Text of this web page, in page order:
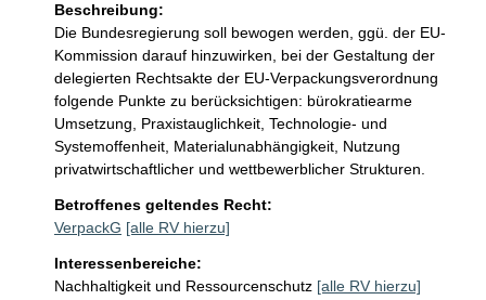
Beschreibung:
Die Bundesregierung soll bewogen werden, ggü. der EU-
Kommission darauf hinzuwirken, bei der Gestaltung der
delegierten Rechtsakte der EU-Verpackungsverordnung
folgende Punkte zu berücksichtigen: bürokratiearme
Umsetzung, Praxistauglichkeit, Technologie- und
Systemoffenheit, Materialunabhängigkeit, Nutzung
privatwirtschaftlicher und wettbewerblicher Strukturen.
Betroffenes geltendes Recht:
VerpackG [alle RV hierzu]
Interessenbereiche:
Nachhaltigkeit und Ressourcenschutz [alle RV hierzu]